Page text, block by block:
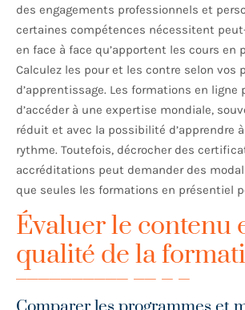
des engagements professionnels et
certaines compétences nécessitent
en face à face qu’apportent les cours en
Calculez les pour et les contre selon vos
d’apprentissage. Les formations en
d’accéder à une expertise mondiale,
réduit et avec la possibilité d’apprendre
rythme. Toutefois, décrocher des
accréditations peut demander des
que seules les formations en présentiel
Évaluer le contenu
qualité de la